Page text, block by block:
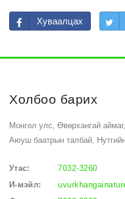
Хуваалцах
Холбоо барих
Монгол улс, Өвөрхангай
Аюуш баатрын талбай,
Утас:
7032-3260
И-мэйл: